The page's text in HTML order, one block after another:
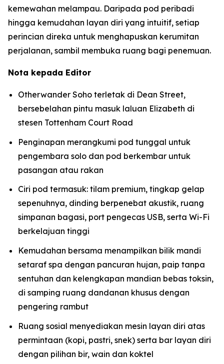
kemewahan melampau. Daripada pod peribadi
hingga kemudahan layan diri yang intuitif, setiap
perincian direka untuk menghapuskan kerumitan
perjalanan, sambil membuka ruang bagi penemuan.
Nota kepada Editor
Otherwander Soho terletak di Dean Street,
bersebelahan pintu masuk laluan Elizabeth di
stesen Tottenham Court Road
Penginapan merangkumi pod tunggal untuk
pengembara solo dan pod berkembar untuk
pasangan atau rakan
Ciri pod termasuk: tilam premium, tingkap gelap
sepenuhnya, dinding berpenebat akustik, ruang
simpanan bagasi, port pengecas USB, serta Wi-Fi
berkelajuan tinggi
Kemudahan bersama menampilkan bilik mandi
setaraf spa dengan pancuran hujan, paip tanpa
sentuhan dan kelengkapan mandian bebas toksin,
di samping ruang dandanan khusus dengan
pengering rambut
Ruang sosial menyediakan mesin layan diri atas
permintaan (kopi, pastri, snek) serta bar layan diri
dengan pilihan bir, wain dan koktel